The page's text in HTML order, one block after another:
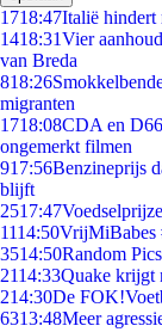
1718:47Italië hindert
1418:31Vier
van Breda
818:26
migranten
1718:08CDA en
ongemerkt filmen
917:56Benzineprijs
blijft
2517:47
1114:50VrijMiBabes
3514:50Random
2114:33Quake krijgt
214:30De
6313:48Meer